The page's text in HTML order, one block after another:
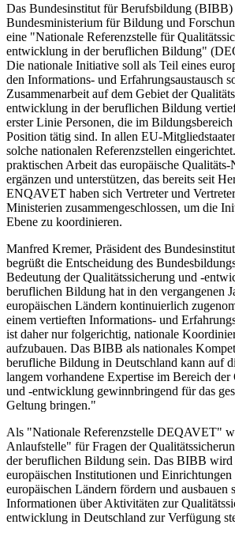
Das Bundesinstitut für Berufsbildung (BIBB)
Bundesministerium für Bildung und
eine "Nationale Referenzstelle für
entwicklung in der beruflichen Bildung"
Die nationale Initiative soll als Teil eines
den Informations- und Erfahrungsaustausch
Zusammenarbeit auf dem Gebiet der
entwicklung in der beruflichen Bildung
erster Linie Personen, die im
Position tätig sind. In allen EU-
solche nationalen Referenzstellen
praktischen Arbeit das europäische
ergänzen und unterstützen, das bereits seit
ENQAVET haben sich Vertreter und
Ministerien zusammengeschlossen, um die
Ebene zu koordinieren.
Manfred Kremer, Präsident des
begrüßt die Entscheidung des
Bedeutung der Qualitätssicherung und -
beruflichen Bildung hat in den vergangenen
europäischen Ländern kontinuierlich
einem vertieften Informations- und
ist daher nur folgerichtig, nationale
aufzubauen. Das BIBB als nationales
berufliche Bildung in Deutschland kann auf
langem vorhandene Expertise im Bereich der
und -entwicklung gewinnbringend für das
Geltung bringen."
Als "Nationale Referenzstelle DEQAVET"
Anlaufstelle" für Fragen der
der beruflichen Bildung sein. Das BIBB
europäischen Institutionen und Einrichtungen
europäischen Ländern fördern und ausbauen
Informationen über Aktivitäten zur
entwicklung in Deutschland zur Verfügung